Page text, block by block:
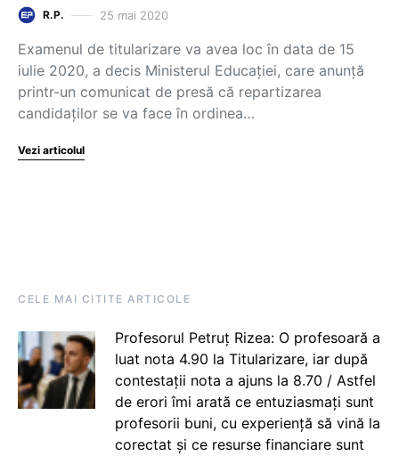
R.P. 25 mai 2020
Examenul de titularizare va avea loc în data de 15
iulie 2020, a decis Ministerul Educației, care anunță
printr-un comunicat de presă că repartizarea
candidaților se va face în ordinea…
Vezi articolul
CELE MAI CITITE ARTICOLE
Profesorul Petruț Rizea: O profesoară a
luat nota 4.90 la Titularizare, iar după
contestații nota a ajuns la 8.70 / Astfel
de erori îmi arată ce entuziasmați sunt
profesorii buni, cu experiență să vină la
corectat și ce resurse financiare sunt